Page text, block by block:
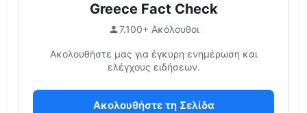
Greece Fact Check
7.100+ Ακόλουθοι
Ακολουθήστε μας για έγκυρη ενημέρωση και
ελέγχους ειδήσεων.
Ακολουθήστε τη Σελίδα